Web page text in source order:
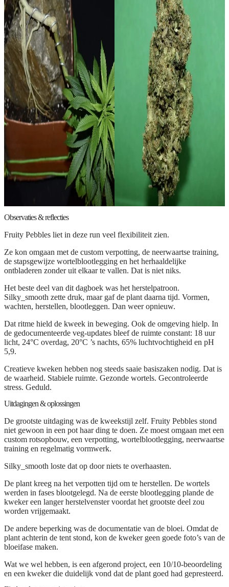
Observaties & reflecties
Fruity Pebbles liet in deze run veel flexibiliteit zien.
Ze kon omgaan met de custom verpotting, de neerwaartse training,
de stapsgewijze wortelblootlegging en het herhaaldelijke
ontbladeren zonder uit elkaar te vallen. Dat is niet niks.
Het beste deel van dit dagboek was het herstelpatroon.
Silky_smooth zette druk, maar gaf de plant daarna tijd. Vormen,
wachten, herstellen, blootleggen. Dan weer opnieuw.
Dat ritme hield de kweek in beweging. Ook de omgeving hielp. In
de gedocumenteerde veg-updates bleef de ruimte constant: 18 uur
licht, 24°C overdag, 20°C ’s nachts, 65% luchtvochtigheid en pH
5,9.
Creatieve kweken hebben nog steeds saaie basiszaken nodig. Dat is
de waarheid. Stabiele ruimte. Gezonde wortels. Gecontroleerde
stress. Geduld.
Uitdagingen & oplossingen
De grootste uitdaging was de kweekstijl zelf. Fruity Pebbles stond
niet gewoon in een pot haar ding te doen. Ze moest omgaan met een
custom rotsopbouw, een verpotting, wortelblootlegging, neerwaartse
training en regelmatig vormwerk.
Silky_smooth loste dat op door niets te overhaasten.
De plant kreeg na het verpotten tijd om te herstellen. De wortels
werden in fases blootgelegd. Na de eerste blootlegging plande de
kweker een langer herstelvenster voordat het grootste deel zou
worden vrijgemaakt.
De andere beperking was de documentatie van de bloei. Omdat de
plant achterin de tent stond, kon de kweker geen goede foto’s van de
bloeifase maken.
Wat we wel hebben, is een afgerond project, een 10/10-beoordeling
en een kweker die duidelijk vond dat de plant goed had gepresteerd.